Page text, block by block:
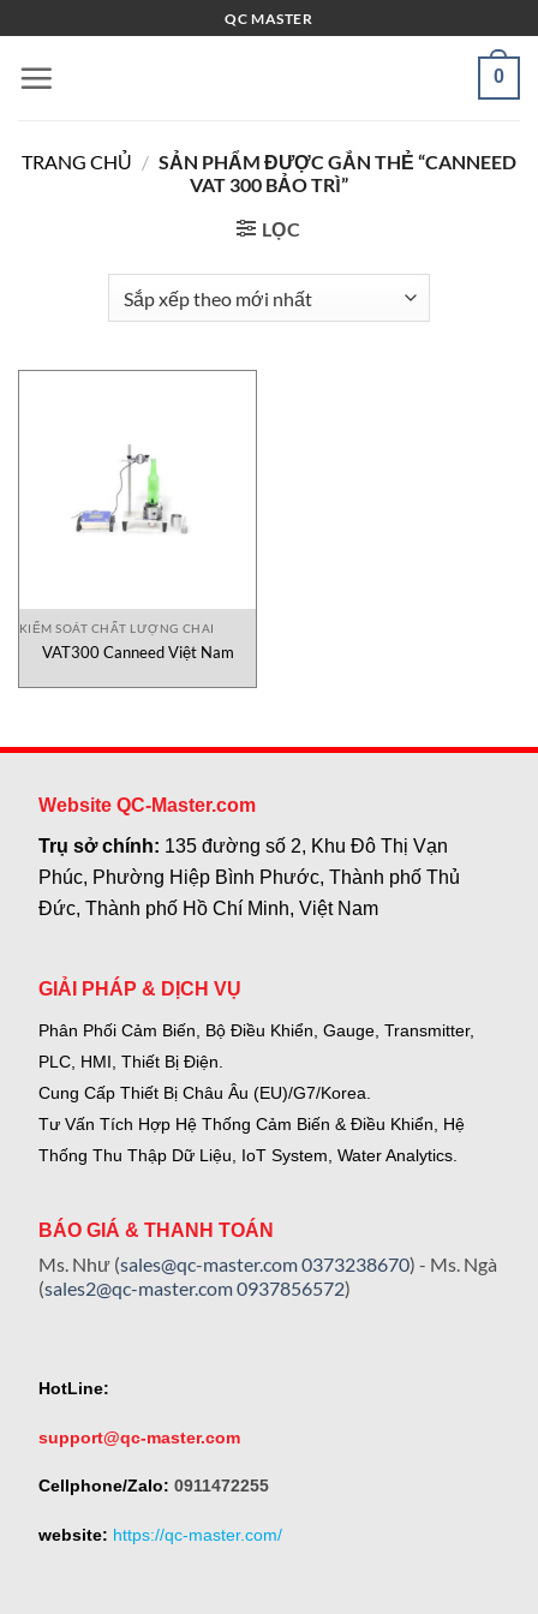
qua
nội
QC MASTER
0
TRANG CHỦ / SẢN PHẨM ĐƯỢC GẮN THẺ “CANNEED
VAT 300 BẢO TRÌ”
LỌC
KIỂM SOÁT CHẤT LƯỢNG CHAI
VAT300 Canneed Việt Nam
Website QC-Master.com
Trụ sở chính: 135 đường số 2, Khu Đô Thị Vạn
Phúc, Phường Hiệp Bình Phước, Thành phố Thủ
Đức, Thành phố Hồ Chí Minh, Việt Nam
GIẢI PHÁP & DỊCH VỤ
Phân Phối Cảm Biến, Bộ Điều Khiển, Gauge, Transmitter,
PLC, HMI, Thiết Bị Điện.
Cung Cấp Thiết Bị Châu Âu (EU)/G7/Korea.
Tư Vấn Tích Hợp Hệ Thống Cảm Biến & Điều Khiển, Hệ
Thống Thu Thập Dữ Liệu, IoT System, Water Analytics.
BÁO GIÁ & THANH TOÁN
Ms. Như (sales@qc-master.com0373238670) - Ms. Ngà
(sales2@qc-master.com0937856572)
HotLine:
support@qc-master.com
Cellphone/Zalo: 0911472255
website: https://qc-master.com/